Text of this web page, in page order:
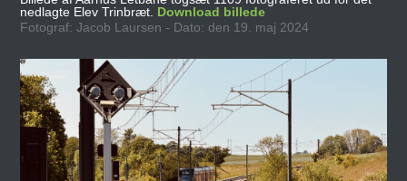
nedlagte Elev Trinbræt. Download billede
Fotograf: Jacob Laursen - Dato: den 19. maj 2024